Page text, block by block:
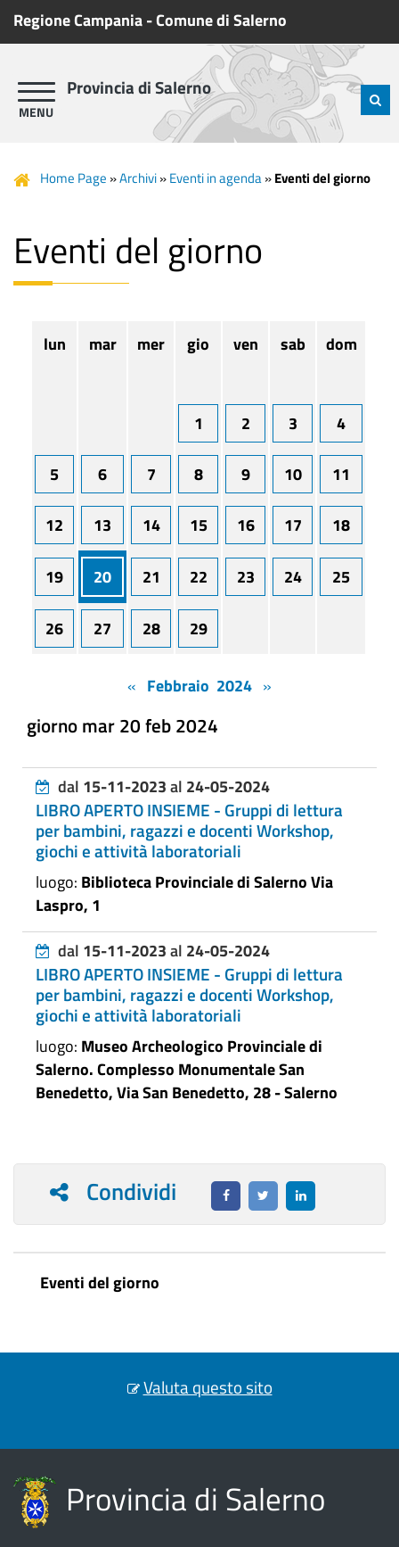
Regione Campania-Comune di Salerno
Provincia di Salerno
Home Page »Archivi»Eventi in agenda»Eventi del giorno
Eventi del giorno
lun mar mer gio ven sab dom
1 2 3 4
5 6 7 8 9 10 11
12 13 14 15 16 17 18
19 20 21 22 23 24 25
26 27 28 29
« Febbraio 2024 »
giorno mar 20 feb 2024
dal 15-11-2023al 24-05-2024
LIBRO APERTO INSIEME - Gruppi di lettura
per bambini, ragazzi e docenti Workshop,
giochi e attività laboratoriali
luogo: Biblioteca Provinciale di Salerno Via
Laspro, 1
dal 15-11-2023al 24-05-2024
LIBRO APERTO INSIEME - Gruppi di lettura
per bambini, ragazzi e docenti Workshop,
giochi e attività laboratoriali
luogo: Museo Archeologico Provinciale di
Salerno. Complesso Monumentale San
Benedetto, Via San Benedetto, 28 - Salerno
Condividi
Eventi del giorno
Valuta questo sito
Provincia di Salerno